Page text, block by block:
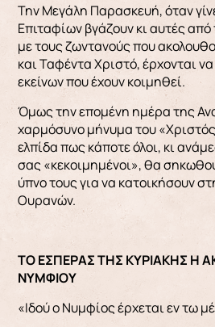
Την Μεγάλη Παρασκευή, όταν
Επιταφίων βγάζουν κι αυτές από
με τους ζωντανούς που
και Ταφέντα Χριστό, έρχονται
εκείνων που έχουν κοιμηθεί.
Όμως την επομένη ημέρα της
χαρμόσυνο μήνυμα του
ελπίδα πως κάποτε όλοι, κι
σας «κεκοιμημένοι», θα
ύπνο τους για να κατοικήσουν
Ουρανών.
ΤΟ ΕΣΠΕΡΑΣ ΤΗΣ ΚΥΡΙΑΚΗΣ Η
ΝΥΜΦΙΟΥ
«Ιδού ο Νυμφίος έρχεται εν τω